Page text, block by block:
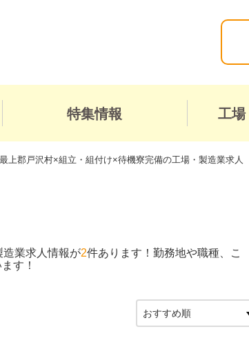
特集情報 工場
上郡戸沢村×組立・組付け×待機寮完備の工場・製造業求人
造業求人情報が2件あります！勤務地や職種、こ
す！